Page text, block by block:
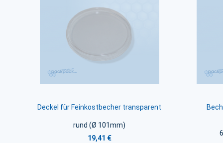
Deckel für Feinkostbecher transparent
rund (Ø 101mm)
19,41 €